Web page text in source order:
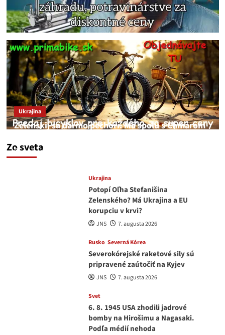
Zo sveta
Ukrajina
Zelenskij sa darmo pechorí. Má spolu s Chmarom
medvedar
Ukrajina
Potopí Oľha Stefanišina
Zelenského? Má Ukrajina a EU
korupciu v krvi?
JNS 7. augusta 2026
Rusko Severná Kórea
Severokórejské raketové sily sú
pripravené zaútočiť na Kyjev
JNS 7. augusta 2026
Svet
6. 8. 1945 USA zhodili jadrové
bomby na Hirošimu a Nagasaki.
Podľa médií nehoda